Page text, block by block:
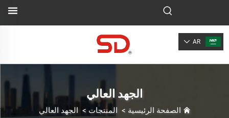
AR
الجهد العالي
الصفحة الرئيسية > المنتجات > الجهد العالي